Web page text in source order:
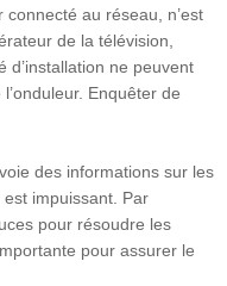
au réseau, n’est
de la télévision,
d’installation ne peuvent
Enquêter de
des informations sur les
impuissant. Par
pour résoudre les
pour assurer le